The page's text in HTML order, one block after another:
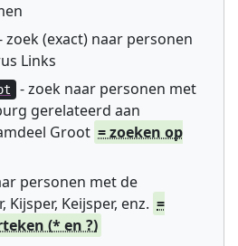
zoek (exact) naar personen
Links
- zoek naar personen met
gerelateerd aan
Groot = zoeken op
personen met de
Kijsper, Keijsper, enz. =
(* en ?)